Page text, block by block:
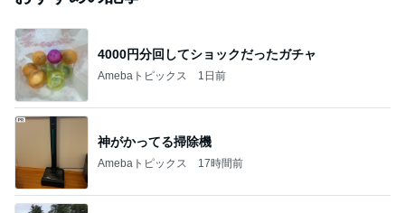
4000円分回してショックだったガチャ
Amebaトピックス 1日前
神がかってる掃除機
Amebaトピックス 17時間前